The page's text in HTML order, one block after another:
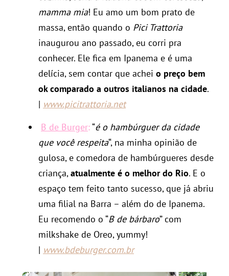
mamma mia! Eu amo um bom prato de
massa, então quando o Pici Trattoria
inaugurou ano passado, eu corri pra
conhecer. Ele fica em Ipanema e é uma
delícia, sem contar que achei o preço bem
ok comparado a outros italianos na cidade.
| www.picitrattoria.net
B de Burger:“é o hambúrguer da cidade
que você respeita“, na minha opinião de
gulosa, e comedora de hambúrgueres desde
criança,atualmente é o melhor do Rio. E o
espaço tem feito tanto sucesso, que já abriu
uma filial na Barra – além do de Ipanema.
Eu recomendo o “B de bárbaro” com
milkshake de Oreo, yummy!
| www.bdeburger.com.br